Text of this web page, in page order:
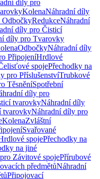
díly pro
KolenaNáhradní díly
OdbočkyRedukceNáhradní
díly pro Čisticí
díly pro Tvarovky
OdbočkyNáhradní díly
PřipojeníHrdlové
spojePřechodky na
pro PříslušenstvíTrubkové
TěsněníSpotřební
díly pro
tvarovkyNáhradní díly
tvarovkyNáhradní díly pro
KolenaZvláštní
Svařované
spojePřechodky na
na jiné
Závitové spojePřírubové
předmětůNáhradní
Připojovací